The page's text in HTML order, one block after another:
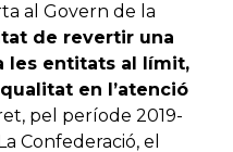
al Govern de la
de revertir una
les entitats al límit,
en l’atenció
pel període 2019-
Confederació, el